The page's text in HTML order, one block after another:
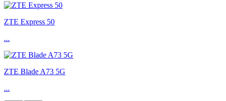
ZTE Express 50
...
ZTE Blade A73 5G
...